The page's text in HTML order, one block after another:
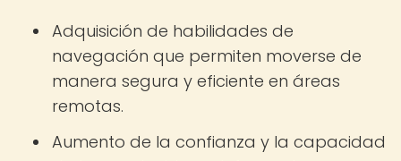
Adquisición de habilidades de
navegación que permiten moverse de
manera segura y eficiente en áreas
remotas.
Aumento de la confianza y la capacidad